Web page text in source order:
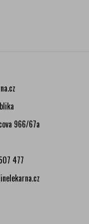
966/67a
477